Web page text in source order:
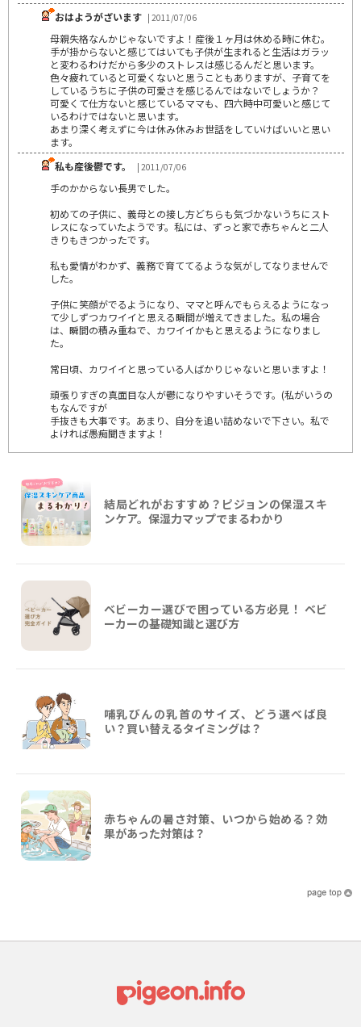
おはようがざいます | 2011/07/06
母親失格なんかじゃないですよ！産後１ヶ月は休める時に休む。
手が掛からないと感じてはいても子供が生まれると生活はガラッ
と変わるわけだから多少のストレスは感じるんだと思います。
色々疲れていると可愛くないと思うこともありますが、子育てを
しているうちに子供の可愛さを感じるんではないでしょうか？
可愛くて仕方ないと感じているママも、四六時中可愛いと感じて
いるわけではないと思います。
あまり深く考えずに今は休み休みお世話をしていけばいいと思い
ます。
私も産後鬱です。
| 2011/07/06
手のかからない長男でした。
初めての子供に、義母との接し方どちらも気づかないうちにスト
レスになっていたようです。私には、ずっと家で赤ちゃんと二人
きりもきつかったです。
私も愛情がわかず、義務で育ててるような気がしてなりませんで
した。
子供に笑顔がでるようになり、ママと呼んでもらえるようになっ
て少しずつカワイイと思える瞬間が増えてきました。私の場合
は、瞬間の積み重ねで、カワイイかもと思えるようになりまし
た。
常日頃、カワイイと思っている人ばかりじゃないと思いますよ！
頑張りすぎの真面目な人が鬱になりやすいそうです。(私がいうの
もなんですが
手抜きも大事です。あまり、自分を追い詰めないで下さい。私で
よければ愚痴聞きますよ！
結局どれがおすすめ？ピジョンの保湿スキ
ンケア。保湿力マップでまるわかり
ベビーカー選びで困っている方必見！ ベビ
ーカーの基礎知識と選び方
哺乳びんの乳首のサイズ、どう選べば良
い？買い替えるタイミングは？
赤ちゃんの暑さ対策、いつから始める？効
果があった対策は？